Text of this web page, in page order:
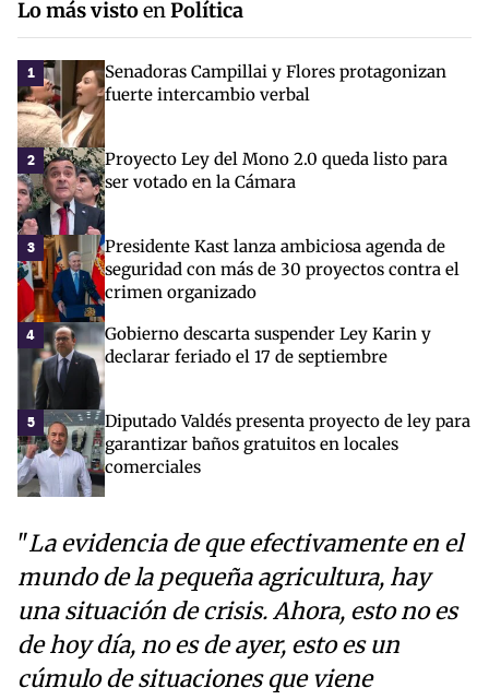
Lo más vistoenPolítica
1
Senadoras Campillai y Flores protagonizan
fuerte intercambio verbal
2
Proyecto Ley del Mono 2.0 queda listo para
ser votado en la Cámara
3
Presidente Kast lanza ambiciosa agenda de
seguridad con más de 30 proyectos contra el
crimen organizado
4
Gobierno descarta suspender Ley Karin y
declarar feriado el 17 de septiembre
5
Diputado Valdés presenta proyecto de ley para
garantizar baños gratuitos en locales
comerciales
"La evidencia de que efectivamente en el
mundo de la pequeña agricultura, hay
una situación de crisis. Ahora, esto no es
de hoy día, no es de ayer, esto es un
cúmulo de situaciones que viene